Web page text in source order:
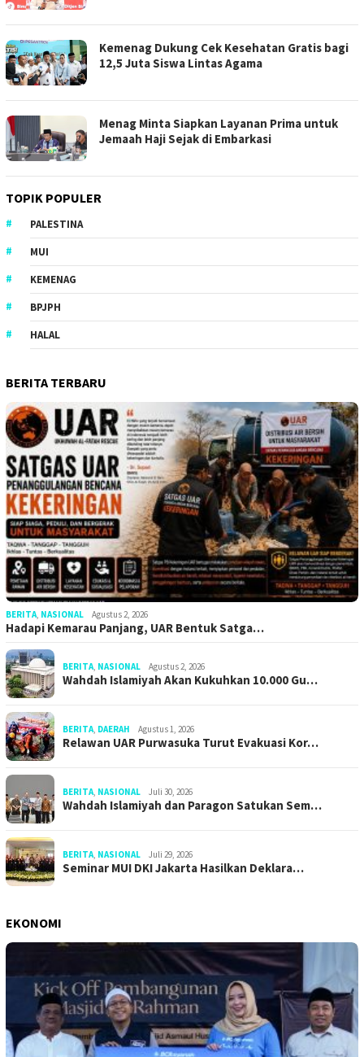
Kemenag Dukung Cek Kesehatan Gratis bagi
12,5 Juta Siswa Lintas Agama
Menag Minta Siapkan Layanan Prima untuk
Jemaah Haji Sejak di Embarkasi
TOPIK POPULER
PALESTINA
MUI
KEMENAG
BPJPH
HALAL
BERITA TERBARU
BERITA, NASIONAL Agustus 2, 2026
Hadapi Kemarau Panjang, UAR Bentuk Satga…
BERITA, NASIONAL Agustus 2, 2026
Wahdah Islamiyah Akan Kukuhkan 10.000 Gu…
BERITA, DAERAH Agustus 1, 2026
Relawan UAR Purwasuka Turut Evakuasi Kor…
BERITA, NASIONAL Juli 30, 2026
Wahdah Islamiyah dan Paragon Satukan Sem…
BERITA, NASIONAL Juli 29, 2026
Seminar MUI DKI Jakarta Hasilkan Deklara…
EKONOMI